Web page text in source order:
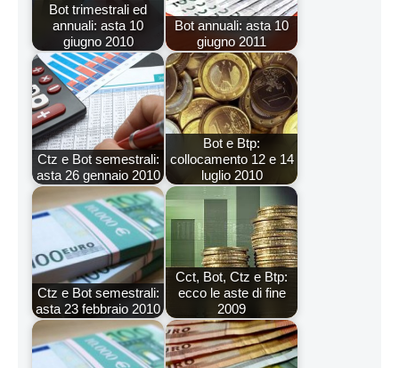
Bot trimestrali ed
annuali: asta 10
giugno 2010
Bot annuali: asta 10
giugno 2011
Ctz e Bot semestrali:
asta 26 gennaio 2010
Bot e Btp:
collocamento 12 e 14
luglio 2010
Ctz e Bot semestrali:
asta 23 febbraio 2010
Cct, Bot, Ctz e Btp:
ecco le aste di fine
2009